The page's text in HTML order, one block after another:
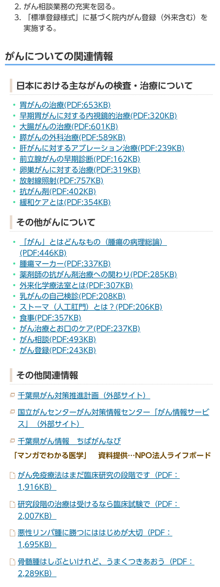
がん相談業務の充実を図る。
「標準登録様式」に基づく院内がん登録（外来含む）を
実施する。
がんについての関連情報
日本における主ながんの検査・治療について
胃がんの治療(PDF:653KB)
早期胃がんに対する内視鏡的治療(PDF:320KB)
大腸がんの治療(PDF:601KB)
膵がんの外科治療(PDF:589KB)
肝がんに対するアブレーション治療(PDF:239KB)
前立腺がんの早期診断(PDF:162KB)
卵巣がんに対する治療(PDF:319KB)
放射線照射(PDF:757KB)
抗がん剤(PDF:402KB)
緩和ケアとは(PDF:354KB)
その他がんについて
「がん」とはどんなもの（腫瘍の病理総論）
(PDF:446KB)
腫瘍マーカー(PDF:337KB)
薬剤師の抗がん剤治療への関わり(PDF:285KB)
外来化学療法室とは(PDF:307KB)
乳がんの自己検診(PDF:208KB)
ストーマ（人工肛門）とは？(PDF:206KB)
食事(PDF:357KB)
がん治療とお口のケア(PDF:237KB)
がん相談(PDF:493KB)
がん登録(PDF:243KB)
その他関連情報
千葉県がん対策推進計画（外部サイト）
国立がんセンターがん対策情報センター「がん情報サービ
ス」（外部サイト）
千葉県がん情報 ちばがんなび
「マンガでわかる医学」 資料提供…NPO法人ライフボード
がん免疫療法はまだ臨床研究の段階です（PDF：
1,916KB）
研究段階の治療は受けるなら臨床試験で（PDF：
2,007KB）
悪性リンパ腫に勝つにははじめが大切（PDF：
1,695KB）
骨髄腫はしぶといけれど、うまくつきあおう（PDF：
2,289KB）